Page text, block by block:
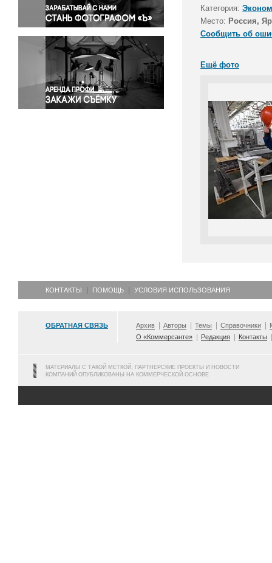
Происшествия и конфликты
Религия
Светская жизнь
Спорт
Экология
Экономика и бизнес
Категория:
Место: Россия,
Сообщить об
Ещё фото
КОНТАКТЫ ПОМОЩЬ УСЛОВИЯ ИСПОЛЬЗОВАНИЯ
ОБРАТНАЯ СВЯЗЬ Архив Авторы Темы Справочники
О «Коммерсанте»
Редакция Контакты
МАТЕРИАЛЫ С ТАКОЙ МЕТКОЙ, ПАРТНЕРСКИЕ ПРОЕКТЫ И НОВОСТИ
КОМПАНИЙ ОПУБЛИКОВАНЫ НА КОММЕРЧЕСКОЙ ОСНОВЕ